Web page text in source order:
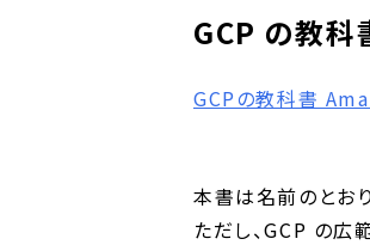
GCP の教科
GCPの教科書
本書は名前のとお
ただし、GCP の広